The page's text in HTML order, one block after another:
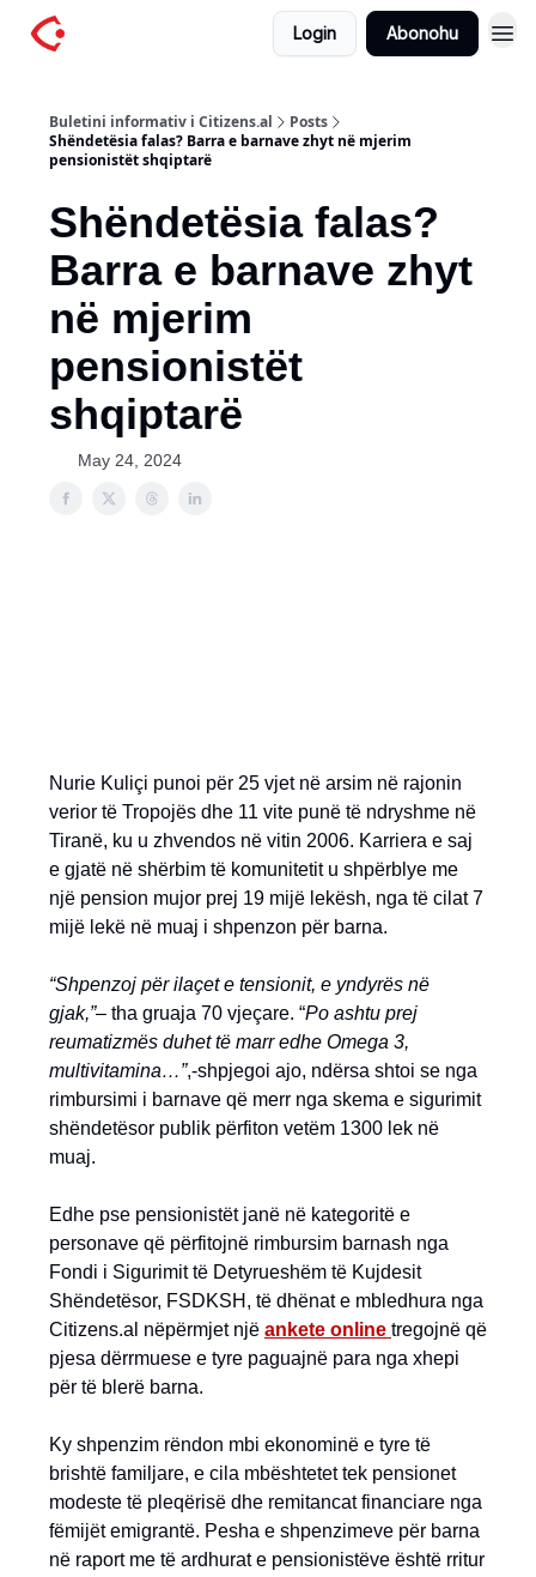
Login Abonohu
Buletini informativ i Citizens.al
Posts
Shëndetësia falas? Barra e barnave zhyt në mjerim
pensionistët shqiptarë
Shëndetësia falas?
Barra e barnave zhyt
në mjerim
pensionistët
shqiptarë
May 24, 2024
Nurie Kuliçi punoi për 25 vjet në arsim në rajonin
verior të Tropojës dhe 11 vite punë të ndryshme në
Tiranë, ku u zhvendos në vitin 2006. Karriera e saj
e gjatë në shërbim të komunitetit u shpërblye me
një pension mujor prej 19 mijë lekësh, nga të cilat 7
mijë lekë në muaj i shpenzon për barna.
“Shpenzoj për ilaçet e tensionit, e yndyrës në
gjak,”– tha gruaja 70 vjeçare. “Po ashtu prej
reumatizmës duhet të marr edhe Omega 3,
multivitamina…”,-shpjegoi ajo, ndërsa shtoi se nga
rimbursimi i barnave që merr nga skema e sigurimit
shëndetësor publik përfiton vetëm 1300 lek në
muaj.
Edhe pse pensionistët janë në kategoritë e
personave që përfitojnë rimbursim barnash nga
Fondi i Sigurimit të Detyrueshëm të Kujdesit
Shëndetësor, FSDKSH, të dhënat e mbledhura nga
Citizens.al nëpërmjet një ankete online tregojnë që
pjesa dërrmuese e tyre paguajnë para nga xhepi
për të blerë barna.
Ky shpenzim rëndon mbi ekonominë e tyre të
brishtë familjare, e cila mbështetet tek pensionet
modeste të pleqërisë dhe remitancat financiare nga
fëmijët emigrantë. Pesha e shpenzimeve për barna
në raport me të ardhurat e pensionistëve është rritur